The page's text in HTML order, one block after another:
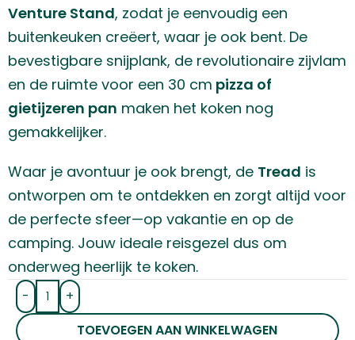
Venture Stand, zodat je eenvoudig een
buitenkeuken creëert, waar je ook bent. De
bevestigbare snijplank, de revolutionaire zijvlam
en de ruimte voor een 30 cm pizza of
gietijzeren pan maken het koken nog
gemakkelijker.
Waar je avontuur je ook brengt, de Tread is
ontworpen om te ontdekken en zorgt altijd voor
de perfecte sfeer—op vakantie en op de
camping. Jouw ideale reisgezel dus om
onderweg heerlijk te koken.
-
+
TOEVOEGEN AAN WINKELWAGEN